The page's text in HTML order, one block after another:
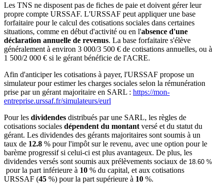
Les TNS ne disposent pas de fiches de paie et doivent gérer leur
propre compte URSSAF. L'URSSAF peut appliquer une base
forfaitaire pour le calcul des cotisations sociales dans certaines
situations, comme en début d'activité ou en l'absence d'une
déclaration annuelle de revenus. La base forfaitaire s'élève
généralement à environ 3 000/3 500 € de cotisations annuelles, ou à
1 500/2 000 € si le gérant bénéficie de l'ACRE.
Afin d'anticiper les cotisations à payer, l'URSSAF propose un
simulateur pour estimer les charges sociales selon la rémunération
prise par un gérant majoritaire en SARL : https://mon-
entreprise.urssaf.fr/simulateurs/eurl
Pour les dividendes distribués par une SARL, les règles de
cotisations sociales dépendent du montant versé et du statut du
gérant. Les dividendes des gérants majoritaires sont soumis à un
taux de 12.8 % pour l'impôt sur le revenu, avec une option pour le
barème progressif si celui-ci est plus avantageux. De plus, les
dividendes versés sont soumis aux prélèvements sociaux de 18.60 %
pour la part inférieure à 10 % du capital, et aux cotisations
URSSAF (45 %) pour la part supérieure à 10 %.